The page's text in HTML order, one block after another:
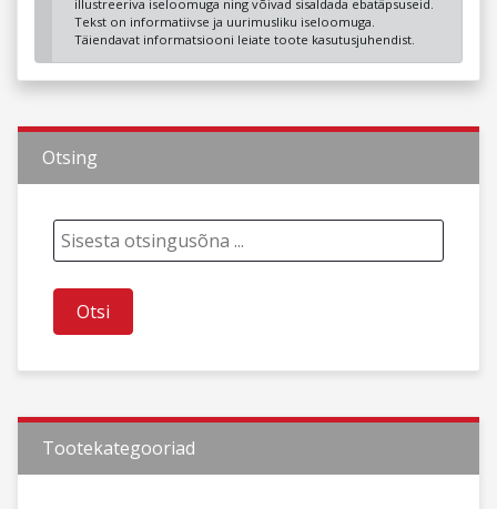
illustreeriva iseloomuga ning võivad sisaldada ebatäpsuseid.
Tekst on informatiivse ja uurimusliku iseloomuga.
Täiendavat informatsiooni leiate toote kasutusjuhendist.
Otsing
Tootekategooriad